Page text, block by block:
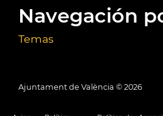
Navegación
Temas
Ajuntament de València © 2026